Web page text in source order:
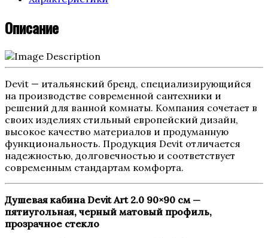
Описание
Devit — итальянский бренд, специализирующийся
на производстве современной сантехники и
решений для ванной комнаты. Компания сочетает в
своих изделиях стильный европейский дизайн,
высокое качество материалов и продуманную
функциональность. Продукция Devit отличается
надежностью, долговечностью и соответствует
современным стандартам комфорта.
Душевая кабинаDevitArt 2.0 90×90 см —
пятиугольная, черный матовый профиль,
прозрачное стекло